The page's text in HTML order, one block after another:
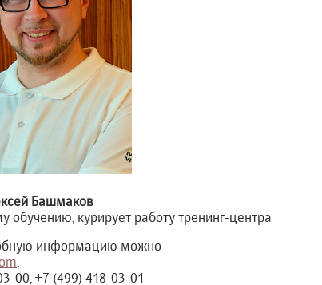
Башмаков
курирует работу тренинг-центра
информацию можно
,
00, +7 (499) 418-03-01